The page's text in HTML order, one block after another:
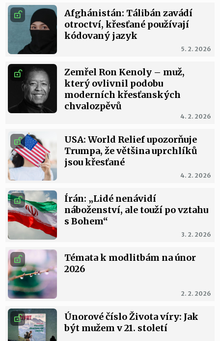
5. 2. 2026
Afghánistán: Tálibán zavádí
otroctví, křesťané používají
kódovaný jazyk
4. 2. 2026
Zemřel Ron Kenoly – muž,
který ovlivnil podobu
moderních křesťanských
chvalozpěvů
4. 2. 2026
USA: World Relief upozorňuje
Trumpa, že většina uprchlíků
jsou křesťané
3. 2. 2026
Írán: „Lidé nenávidí
náboženství, ale touží po vztahu
s Bohem“
2. 2. 2026
Témata k modlitbám na únor
2026
Únorové číslo Života víry: Jak
být mužem v 21. století